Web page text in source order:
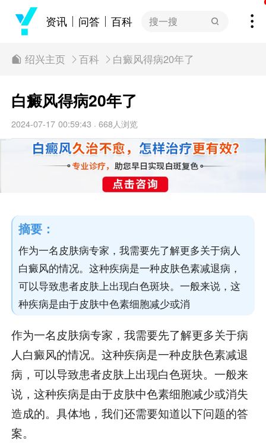
资讯 问答 百科 搜一搜
绍兴主页 百科 白癜风得病20年了
白癜风得病20年了
2024-07-17 00:59:43 · 668人浏览
摘要：
作为一名皮肤病专家，我需要先了解更多关于病人
白癜风的情况。这种疾病是一种皮肤色素减退病，
可以导致患者皮肤上出现白色斑块。一般来说，这
种疾病是由于皮肤中色素细胞减少或消
作为一名皮肤病专家，我需要先了解更多关于病
人白癜风的情况。这种疾病是一种皮肤色素减退
病，可以导致患者皮肤上出现白色斑块。一般来
说，这种疾病是由于皮肤中色素细胞减少或消失
造成的。具体地，我们还需要知道以下问题的答
案。